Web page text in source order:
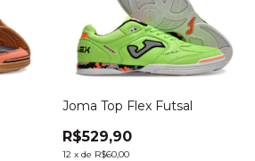
Joma Top Flex Futsal
R$529,90
12 x de R$60,00